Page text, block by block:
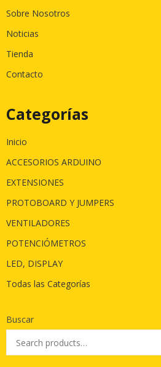
Sobre Nosotros
Noticias
Tienda
Contacto
Categorías
Inicio
ACCESORIOS ARDUINO
EXTENSIONES
PROTOBOARD Y JUMPERS
VENTILADORES
POTENCIÓMETROS
LED, DISPLAY
Todas las Categorías
Buscar